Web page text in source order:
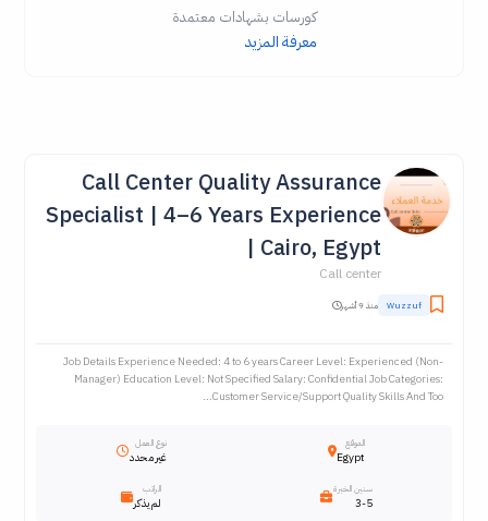
كورسات بشهادات معتمدة
معرفة المزيد
Call Center Quality Assurance
Specialist | 4–6 Years Experience
| Cairo, Egypt
Call center
Wuzzuf منذ 9 أشهر
Job Details Experience Needed: 4 to 6 years Career Level: Experienced (Non-
Manager) Education Level: Not Specified Salary: Confidential Job Categories:
Customer Service/Support Quality Skills And Too...
الموقع
Egypt
نوع العمل
غير محدد
سنين الخبرة
3-5
الراتب
لم يذكر